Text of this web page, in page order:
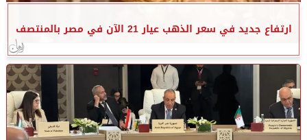
ارتفاع جديد في سعر الذهب عيار 21 الآن في مصر بالمنتصف